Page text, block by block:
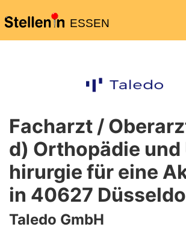
ESSEN
Facharzt /
d) Orthopädie und
hirurgie für eine
in 40627
Taledo GmbH